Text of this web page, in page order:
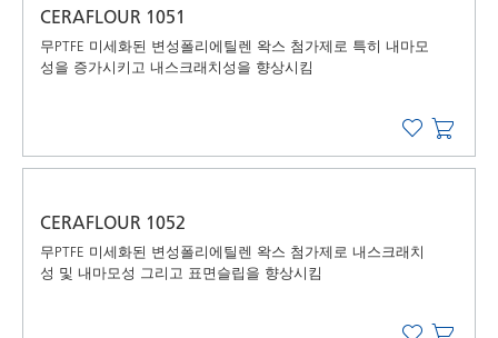
CERAFLOUR 1051
무PTFE 미세화된 변성폴리에틸렌 왁스 첨가제로 특히 내마모
성을 증가시키고 내스크래치성을 향상시킴
CERAFLOUR 1052
무PTFE 미세화된 변성폴리에틸렌 왁스 첨가제로 내스크래치
성 및 내마모성 그리고 표면슬립을 향상시킴